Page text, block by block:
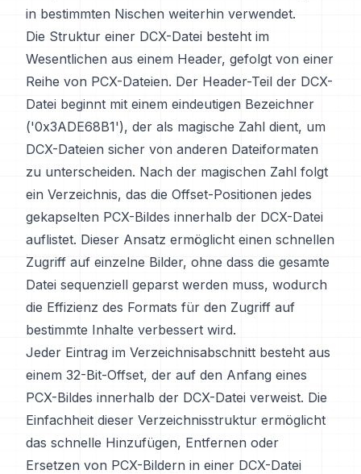
in bestimmten Nischen weiterhin verwendet.
Die Struktur einer DCX-Datei besteht im
Wesentlichen aus einem Header, gefolgt von einer
Reihe von PCX-Dateien. Der Header-Teil der DCX-
Datei beginnt mit einem eindeutigen Bezeichner
('0x3ADE68B1'), der als magische Zahl dient, um
DCX-Dateien sicher von anderen Dateiformaten
zu unterscheiden. Nach der magischen Zahl folgt
ein Verzeichnis, das die Offset-Positionen jedes
gekapselten PCX-Bildes innerhalb der DCX-Datei
auflistet. Dieser Ansatz ermöglicht einen schnellen
Zugriff auf einzelne Bilder, ohne dass die gesamte
Datei sequenziell geparst werden muss, wodurch
die Effizienz des Formats für den Zugriff auf
bestimmte Inhalte verbessert wird.
Jeder Eintrag im Verzeichnisabschnitt besteht aus
einem 32-Bit-Offset, der auf den Anfang eines
PCX-Bildes innerhalb der DCX-Datei verweist. Die
Einfachheit dieser Verzeichnisstruktur ermöglicht
das schnelle Hinzufügen, Entfernen oder
Ersetzen von PCX-Bildern in einer DCX-Datei